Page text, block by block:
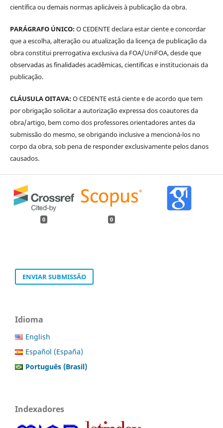
científica ou demais normas aplicáveis à publicação da obra.
PARÁGRAFO ÚNICO:O CEDENTE declara estar ciente e concordar
que a escolha, alteração ou atualização da licença de publicação da
obra constitui prerrogativa exclusiva da FOA/UniFOA, desde que
observadas as finalidades acadêmicas, científicas e institucionais da
publicação.
CLÁUSULA OITAVA:O CEDENTE está ciente e de acordo que tem
por obrigação solicitar a autorização expressa dos coautores da
obra/artigo, bem como dos professores orientadores antes da
submissão do mesmo, se obrigando inclusive a mencioná-los no
corpo da obra, sob pena de responder exclusivamente pelos danos
causados.
0 0
ENVIAR SUBMISSÃO
Idioma
English
Español (España)
Português (Brasil)
Indexadores